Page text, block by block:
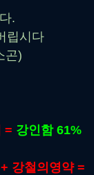
.
립시다
곤)
= 강인함 61%
강철의영약 =